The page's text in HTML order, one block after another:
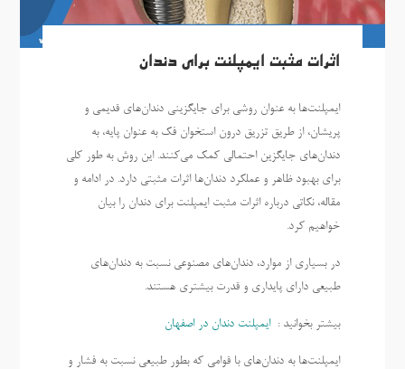
اثرات مثبت ایمپلنت برای دندان
ایمپلنت‌ها به عنوان روشی برای جایگزینی دندان‌های قدیمی و
پریشان، از طریق تزریق درون استخوان فک به عنوان پایه، به
دندان‌های جایگزین احتمالی کمک می‌کنند. این روش به طور کلی
برای بهبود ظاهر و عملکرد دندان‌ها اثرات مثبتی دارد. در ادامه و
مقاله، نکاتی درباره اثرات مثبت ایمپلنت برای دندان را بیان
خواهیم کرد.
در بسیاری از موارد، دندان‌های مصنوعی نسبت به دندان‌های
طبیعی دارای پایداری و قدرت بیشتری هستند.
بیشتر بخوانید : ایمپلنت دندان در اصفهان
ایمپلنت‌ها به دندان‌های با قوامی که بطور طبیعی نسبت به فشار و